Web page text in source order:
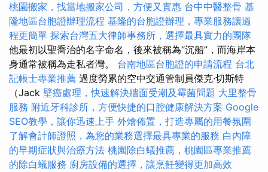
桃園搬家，找當地搬家公司，方便又實惠 台中中醫整骨 基
隆地區台胞證辦理流程 基隆的台胞證辦理，專業服務讓過
程更簡單 探索台灣五大律師事務所，選擇最具實力的團隊
他最初以聖喬治的名字命名，後來被稱為“沉船”，而海岸本
身通常被稱為走私者灣。 台南地區台胞證的申請流程 台北
記帳士專業推薦 過度勞累的空中交通管制員傑克·切斯特
（Jack 壁癌處理，快速解決牆面受潮及霉菌問題 大里整骨
服務 附近牙科診所，方便快捷的口腔健康解決方案 Google
SEO教學，讓你迅速上手 外燴佈置，打造專屬的用餐氛圍
了解會計師證照，為您的業務選擇最具專業的服務 白內障
的早期症狀與治療方法 桃園除白蟻推薦，桃園區專業推薦
的除白蟻服務 廚房設備的選擇，讓烹飪變得更加高效